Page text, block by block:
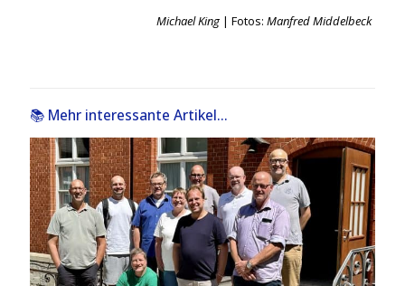
Michael King | Fotos:Manfred Middelbeck
📚 Mehr interessante Artikel...